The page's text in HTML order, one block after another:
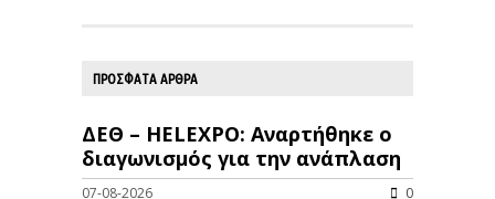
ΠΡΟΣΦΑΤΑ ΑΡΘΡΑ
ΔΕΘ – HELEXPO: Αναρτήθηκε ο
διαγωνισμός για την ανάπλαση
07-08-2026 0